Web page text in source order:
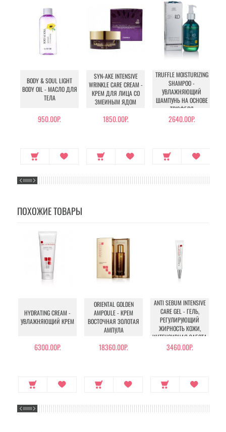
BODY & SOUL LIGHT
BODY OIL - МАСЛО ДЛЯ
ТЕЛА
950.00Р.
SYN-AKE INTENSIVE
WRINKLE CARE CREAM -
КРЕМ ДЛЯ ЛИЦА СО
ЗМЕИНЫМ ЯДОМ
1850.00Р.
TRUFFLE MOISTURIZING
SHAMPOO -
УВЛАЖНЯЮЩИЙ
ШАМПУНЬ НА ОСНОВЕ
ТРЮФЕЛЯ
2640.00Р.
ПОХОЖИЕ ТОВАРЫ
HYDRATING CREAM -
УВЛАЖНЯЮЩИЙ КРЕМ
6300.00Р.
ORIENTAL GOLDEN
AMPOULE - КРЕМ
ВОСТОЧНАЯ ЗОЛОТАЯ
АМПУЛА
18360.00Р.
ANTI SEBUM INTENSIVE
CARE GEL - ГЕЛЬ,
РЕГУЛИРУЮЩИЙ
ЖИРНОСТЬ КОЖИ,
ИНТЕНСИВНАЯ ЗАБОТА
3460.00Р.